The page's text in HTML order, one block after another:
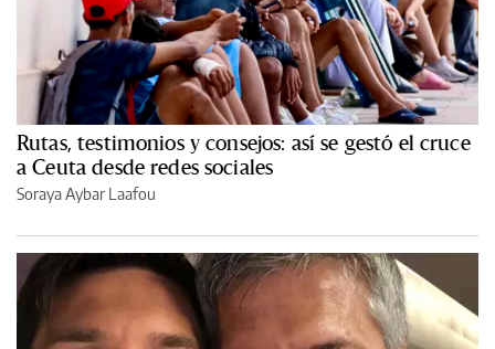
Rutas, testimonios y consejos: así se gestó el cruce
a Ceuta desde redes sociales
Soraya Aybar Laafou